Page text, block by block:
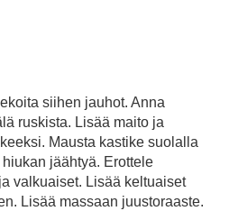
siihen jauhot. Anna
ruskista. Lisää maito ja
Mausta kastike suolalla
jäähtyä. Erottele
valkuaiset. Lisää keltuaiset
Lisää massaan juustoraaste.